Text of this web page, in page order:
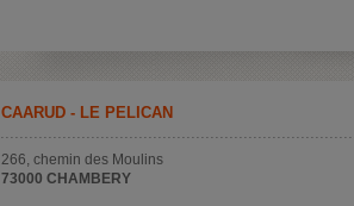
CAARUD - LE PÉLICAN
266, chemin des Moulins
73000 CHAMBERY